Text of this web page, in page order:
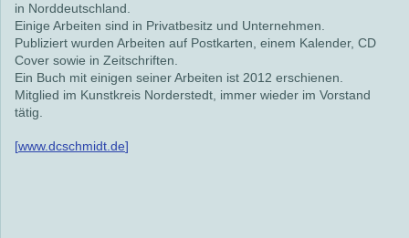
in Norddeutschland.
Einige Arbeiten sind in Privatbesitz und Unternehmen.
Publiziert wurden Arbeiten auf Postkarten, einem Kalender, CD
Cover sowie in Zeitschriften.
Ein Buch mit einigen seiner Arbeiten ist 2012 erschienen.
Mitglied im Kunstkreis Norderstedt, immer wieder im Vorstand
tätig.
[www.dcschmidt.de]